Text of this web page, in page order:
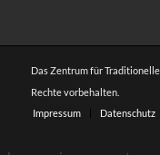
Das Zentrum für
Rechte vorbehalten.
Impressum
Datenschutz